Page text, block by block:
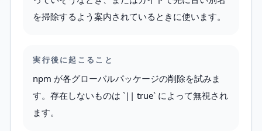
を掃除するよう案内されているときに使います。
実行後に起こること
npm が各グローバルパッケージの削除を試みま
す。存在しないものは `|| true` によって無視され
ます。